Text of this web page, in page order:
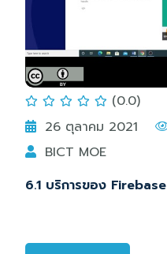
(0.0)
26 ตุลาคม 2021
BICT MOE
6.1 บริการของ Firebase